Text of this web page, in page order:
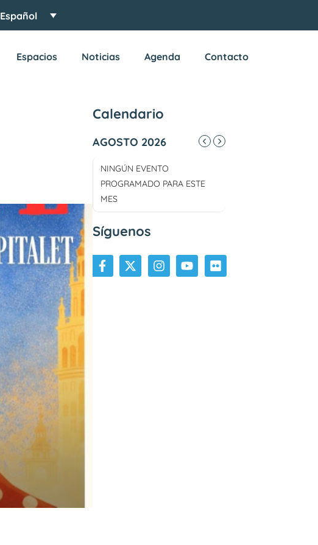
Español
Espacios Noticias Agenda Contacto
Calendario
AGOSTO 2026
NINGÚN EVENTO
PROGRAMADO PARA ESTE
MES
Síguenos